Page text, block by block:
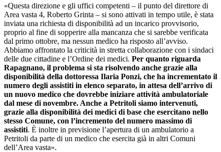
«Questa direzione e gli uffici competenti – il punto del direttore di
Area vasta 4, Roberto Grinta – si sono attivati in tempo utile, è stata
inviata una richiesta di disponibilità ad un incarico provvisorio,
proprio al fine di sopperire alla mancanza che si sarebbe verificata
dal primo ottobre, ma nessun medico ha risposto all’avviso.
Abbiamo affrontato la criticità in stretta collaborazione con i sindaci
delle due cittadine e l’Ordine dei medici. Per quanto riguarda
Rapagnano, il problema si sta risolvendo anche grazie alla
disponibilità della dottoressa Ilaria Ponzi, che ha incrementato il
numero degli assistiti in elenco separato, in attesa dell’arrivo di
un nuovo medico che dovrebbe iniziare attività ambulatoriale
dal mese di novembre. Anche a Petritoli siamo intervenuti,
grazie alla disponibilità dei medici di base che esercitano nello
stesso Comune, con l’incremento del numero massimo di
assistiti. È inoltre in previsione l’apertura di un ambulatorio a
Petritoli da parte di un medico che esercita già in altri Comuni
dell’Area vasta».